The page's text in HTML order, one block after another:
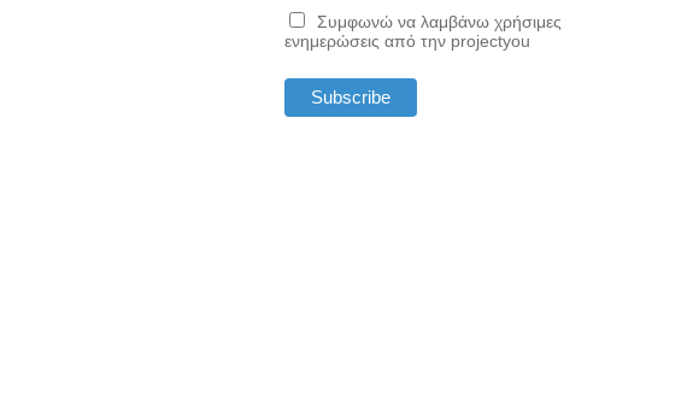
Συμφωνώ να λαμβάνω χρήσιμες
ενημερώσεις από την projectyou